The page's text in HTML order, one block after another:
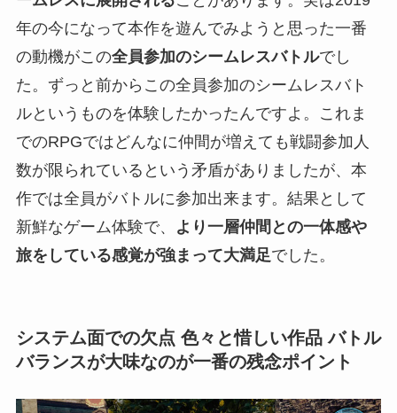
年の今になって本作を遊んでみようと思った一番
の動機がこの全員参加のシームレスバトルでし
た。ずっと前からこの全員参加のシームレスバト
ルというものを体験したかったんですよ。これま
でのRPGではどんなに仲間が増えても戦闘参加人
数が限られているという矛盾がありましたが、本
作では全員がバトルに参加出来ます。結果として
新鮮なゲーム体験で、
より一層仲間との一体感や
旅をしている感覚が強まって大満足でした。
システム面での欠点 色々と惜しい作品 バトル
バランスが大味なのが一番の残念ポイント